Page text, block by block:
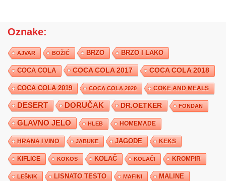
Oznake:
AJVAR BOŽIĆ BRZO BRZO I LAKO
COCA COLA COCA COLA 2017 COCA COLA 2018
COCA COLA 2019 COCA COLA 2020 COKE AND MEALS
DESERT DORUČAK DR.OETKER FONDAN
GLAVNO JELO HLEB HOMEMADE
HRANA I VINO JABUKE JAGODE KEKS
KIFLICE KOKOS KOLAČ KOLAČI KROMPIR
LEŠNIK LISNATO TESTO MAFINI MALINE